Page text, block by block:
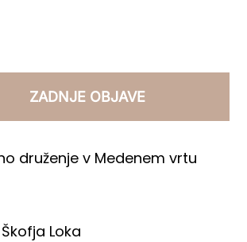
ZADNJE OBJAVE
druženje v Medenem vrtu
Loka